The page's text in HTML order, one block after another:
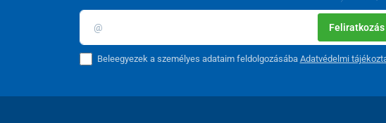
Feliratkozás
Beleegyezek a személyes adataim feldolgozásába Adatvédelmi